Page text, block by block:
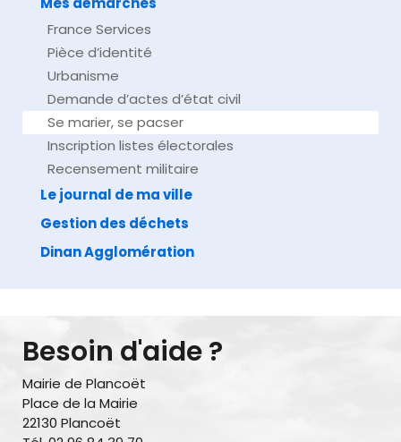
France Services
Pièce d’identité
Urbanisme
Demande d’actes d’état civil
Se marier, se pacser
Inscription listes électorales
Recensement militaire
Le journal de ma ville
Gestion des déchets
Dinan Agglomération
Besoin d'aide ?
Mairie de Plancoët
Place de la Mairie
22130 Plancoët